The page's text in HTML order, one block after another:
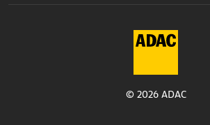
© 2026 ADAC